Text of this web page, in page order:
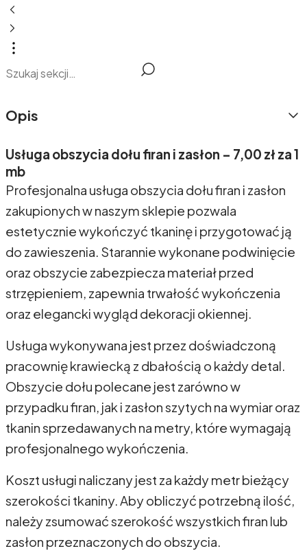
Opis
Usługa obszycia dołu firan i zasłon – 7,00 zł za 1
mb
Profesjonalna usługa obszycia dołu firan i zasłon
zakupionych w naszym sklepie pozwala
estetycznie wykończyć tkaninę i przygotować ją
do zawieszenia. Starannie wykonane podwinięcie
oraz obszycie zabezpiecza materiał przed
strzępieniem, zapewnia trwałość wykończenia
oraz elegancki wygląd dekoracji okiennej.
Usługa wykonywana jest przez doświadczoną
pracownię krawiecką z dbałością o każdy detal.
Obszycie dołu polecane jest zarówno w
przypadku firan, jak i zasłon szytych na wymiar oraz
tkanin sprzedawanych na metry, które wymagają
profesjonalnego wykończenia.
Koszt usługi naliczany jest za każdy metr bieżący
szerokości tkaniny. Aby obliczyć potrzebną ilość,
należy zsumować szerokość wszystkich firan lub
zasłon przeznaczonych do obszycia.